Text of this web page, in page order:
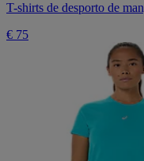
T-shirts de desporto de
€ 75